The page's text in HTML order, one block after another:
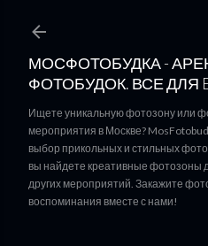
МОСФОТОБУДКА -
ФОТОБУДОК. ВСЕ ДЛЯ
Ищете уникальную фотозону или
мероприятия в Москве?
выбор прикольных и стильных
вы найдете креативные фотозоны
других мероприятий. Закажите
воспоминания вместе с нами!